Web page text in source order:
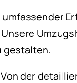
umfassender
gestalten.
Von der